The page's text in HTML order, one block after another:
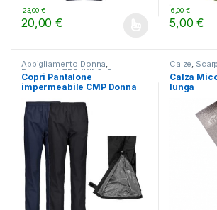
20,00€
23,00€
Questo prodotto ha più varianti. Le
5,00€
6,00€
Abbigliamento Donna,
Pantaloni ,TREKKING Donna
LIFESTYLE,Pantaloni
Copri Pantalone
impermeabile CMP Donna
Calze,
Calza
lunga